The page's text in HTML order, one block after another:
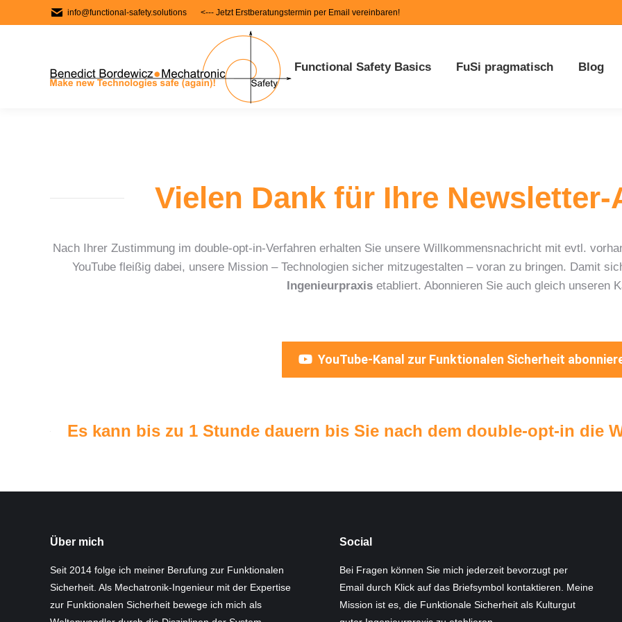
info@functional-safety.solutions <--- Jetzt Erstberatungstermin per Email vereinbaren!
Functional Safety Basics FuSi pragmatisch Blog
Vielen Dank für Ihre
Nach Ihrer Zustimmung im double-opt-in-Verfahren erhalten Sie unsere Willkommensnachricht mit evtl.
YouTube fleißig dabei, unsere Mission – Technologien sicher mitzugestalten – voran zu bringen. Damit
Ingenieurpraxis etabliert. Abonnieren Sie auch gleich unseren
YouTube-Kanal zur Funktionalen Sicherheit
Es kann bis zu 1 Stunde dauern bis Sie nach dem double-opt-in die
Über mich
Seit 2014 folge ich meiner Berufung zur Funktionalen
Sicherheit. Als Mechatronik-Ingenieur mit der Expertise
zur Funktionalen Sicherheit bewege ich mich als
Social
Bei Fragen können Sie mich jederzeit bevorzugt per
Email durch Klick auf das Briefsymbol kontaktieren. Meine
Mission ist es, die Funktionale Sicherheit als Kulturgut